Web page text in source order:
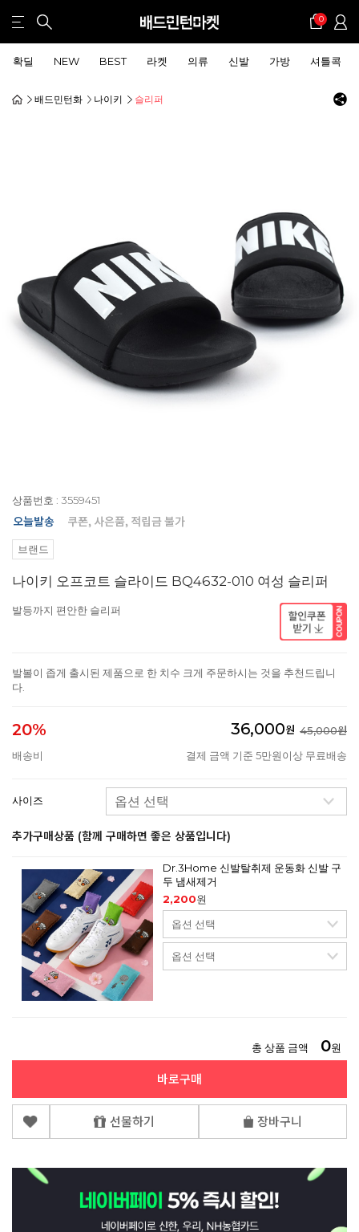
0
확딜 NEW BEST 라켓 의류 신발 가방 셔틀콕
배드민턴화 나이키 슬리퍼
상품번호 : 3559451
브랜드
나이키 오프코트 슬라이드 BQ4632-010 여성 슬리퍼
발등까지 편안한 슬리퍼
발볼이 좁게 출시된 제품으로 한 치수 크게 주문하시는 것을 추천드립니
다.
20% 36,000원 45,000원
배송비
결제 금액 기준 5만원이상 무료배송
사이즈
추가구매상품 (함께 구매하면 좋은 상품입니다)
Dr.3Home 신발탈취제 운동화 신발 구
두 냄새제거
2,200원
총 상품 금액 0원
바로구매
선물하기 장바구니